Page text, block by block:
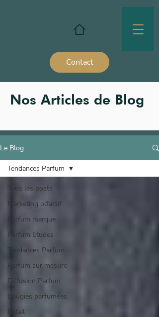
Contact
Nos Articles de Blog
Le Blog
Tous les posts
Marketing olfactif
Parfum marque
Parfum Etudes
Tendances Parfum
Parfum sur mesure
Diffusion Parfum
Bougies parfumées
Retail
Tendances Parfum